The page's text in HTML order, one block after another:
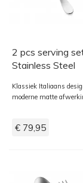
2 pcs serving
Stainless Steel
Klassiek Italiaans
moderne matte
€ 79,95